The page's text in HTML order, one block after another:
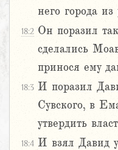
него города
18:2 Он поразил
сделались
принося ему
18:3 И поразил
Сувского, в
утвердить
18:4 И взял Давид